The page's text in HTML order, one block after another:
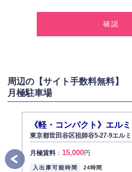
2.個人情報の利用
お問い合わせに対する回答、資料等の送付
採用に関する回答、情報の提供
弊社は取り扱う個人情報の外部への漏洩を
適切かつ安全に管理します。
4.個人情報の第三者提供
法的義務など正当な理由に基づく要請があ
情報をご本人の同意なく第三者に提供いたし
周辺の【サイト手数料無料】
月極駐車場
《軽・コンパクト》エル
東京都世田谷区祖師谷5-27-9エル
月極賃料： 15,000円
入出庫可能時間
24時間